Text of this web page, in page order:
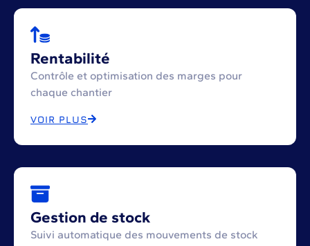
Rentabilité
Contrôle et optimisation des marges pour
chaque chantier
VOIR PLUS
Gestion de stock
Suivi automatique des mouvements de stock